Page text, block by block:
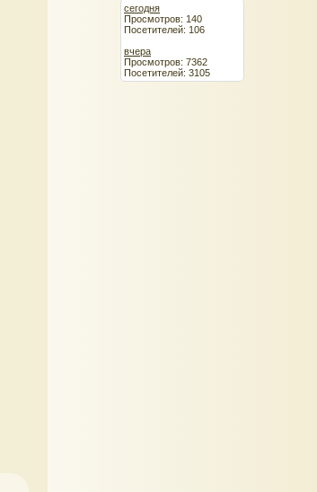
сегодня
Просмотров: 140
Посетителей: 106
вчера
Просмотров: 7362
Посетителей: 3105